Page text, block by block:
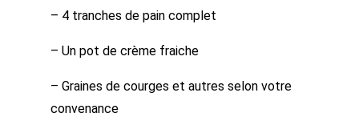
– 4 tranches de pain complet
– Un pot de crème fraiche
– Graines de courges et autres selon votre
convenance